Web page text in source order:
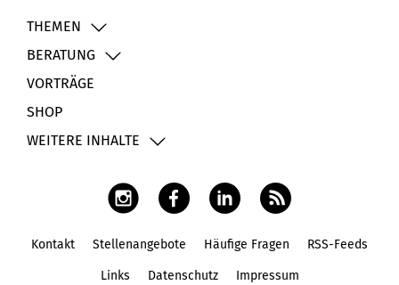
THEMEN
BERATUNG
VORTRÄGE
SHOP
WEITERE INHALTE
Kontakt Stellenangebote Häufige Fragen RSS-Feeds
Links Datenschutz Impressum